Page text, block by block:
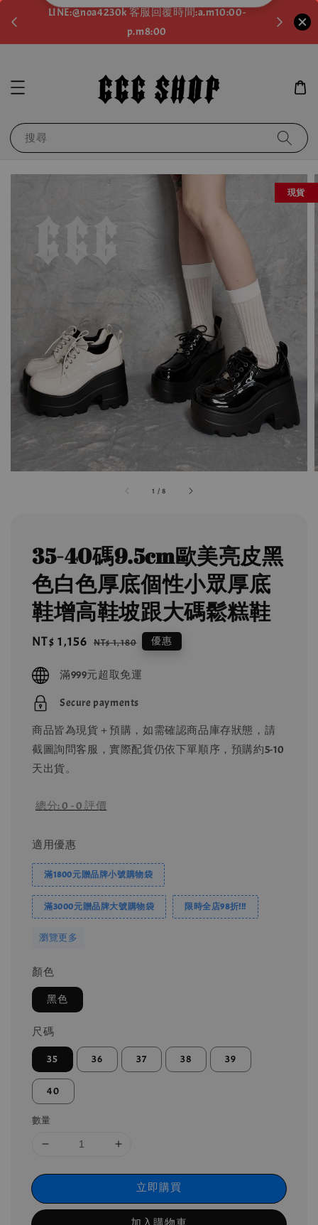
LINE:@noa4230k 客服回覆時間:a.m10:00-
p.m8:00
滿600元
運！滿
搜尋
1 /8
現貨
35-40碼9.5cm歐美亮皮黑
色白色厚底個性小眾厚底
鞋增高鞋坡跟大碼鬆糕鞋
Sale
NT$ 1,156 Regular
NT$ 1,180 優惠
滿999元超取免運
Secure payments
商品皆為現貨＋預購，如需確認商品庫存狀態，請
截圖詢問客服，實際配貨仍依下單順序，預購約5-10
天出貨。
總分:0 -0 評價
適用優惠
滿1800元贈品牌小號購物袋
滿3000元贈品牌大號購物袋 限時全店98折!!!
瀏覽更多
顏色
黑色
尺碼
35 36 37 38 39
40
數量
立即購買